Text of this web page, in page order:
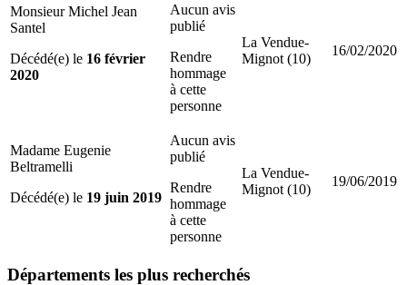
Monsieur Michel Jean
Santel
Décédé(e) le 16 février
2020
Aucun avis
publié
Rendre
hommage
à cette
personne
La Vendue-
Mignot (10)
16/02/2020
Madame Eugenie
Beltramelli
Décédé(e) le 19 juin 2019
Aucun avis
publié
Rendre
hommage
à cette
personne
La Vendue-
Mignot (10)
19/06/2019
Départements les plus recherchés